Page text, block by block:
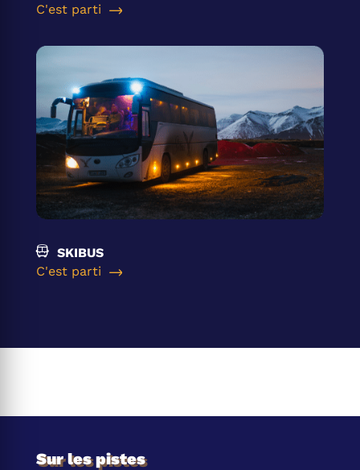
C'est parti
SKIBUS
C'est parti
Sur les pistes